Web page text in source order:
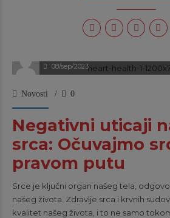
08/sep/2023
Novosti 0
Negativni uticaji
srca: Očuvajmo
pravom putu
Srce je ključni organ našeg tela,
našeg života. Zdravlje srca i krvnih
kvalitet našeg života, i to ne samo